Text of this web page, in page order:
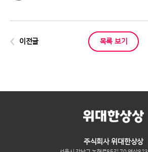
이전글 목록 보기
주식회사 위대한상상